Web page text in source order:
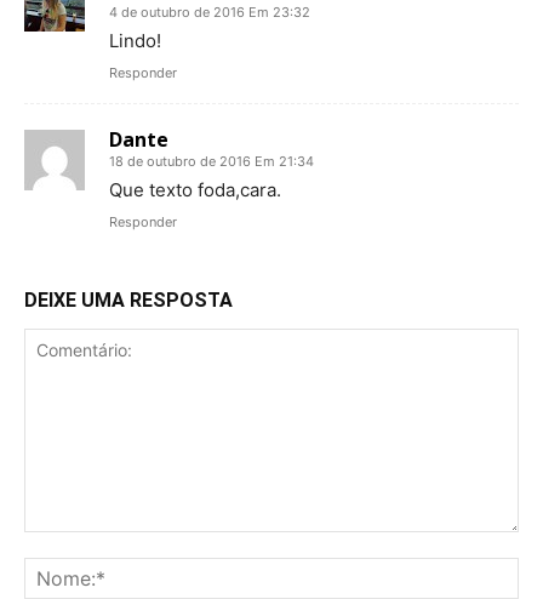
4 de outubro de 2016 Em 23:32
Lindo!
Responder
Dante
18 de outubro de 2016 Em 21:34
Que texto foda,cara.
Responder
DEIXE UMA RESPOSTA